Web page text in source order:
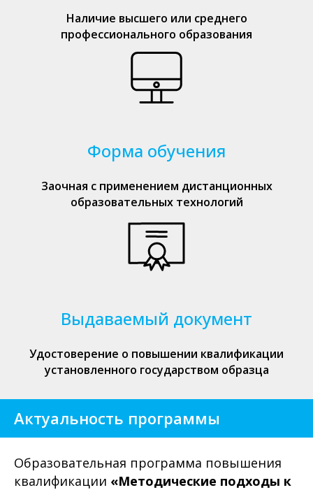
Наличие высшего или среднего
профессионального образования
Форма обучения
Заочная с применением дистанционных
образовательных технологий
Выдаваемый документ
Удостоверение о повышении квалификации
установленного государством образца
Актуальность программы
Образовательная программа повышения
квалификации «Методические подходы к